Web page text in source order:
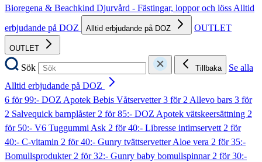
Bioregena & Beachkind Djurvård - Fästingar, loppor och lössAlltid
erbjudande på DOZ
Alltid erbjudande på DOZ OUTLET
OUTLET
Sök Tillbaka
Se alla
Alltid erbjudande på DOZ
6 för 99:- DOZ Apotek Bebis Våtservetter3 för 2 Allevo bars 3 för
2 Salvequick barnplåster2 för 85:- DOZ Apotek vätskeersättning 2
för 50:- V6 Tuggummi Ask 2 för 40:- Libresse intimservett2 för
40:- C-vitamin 2 för 40:- Gunry tvättservetter Aloe vera 2 för 35:-
Bomullsprodukter2 för 32:- Gunry baby bomullspinnar2 för 30:-